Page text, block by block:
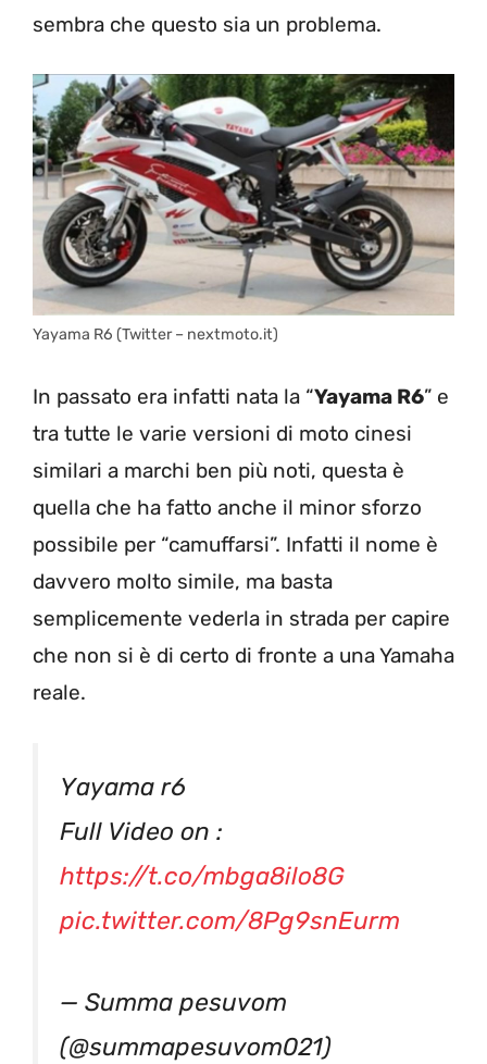
sembra che questo sia un problema.
Yayama R6 (Twitter – nextmoto.it)
In passato era infatti nata la “Yayama R6” e
tra tutte le varie versioni di moto cinesi
similari a marchi ben più noti, questa è
quella che ha fatto anche il minor sforzo
possibile per “camuffarsi”. Infatti il nome è
davvero molto simile, ma basta
semplicemente vederla in strada per capire
che non si è di certo di fronte a una Yamaha
reale.
Yayama r6
Full Video on :
https://t.co/mbga8ilo8G
pic.twitter.com/8Pg9snEurm
— Summa pesuvom
(@summapesuvom021)